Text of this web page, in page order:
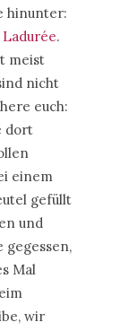
hinunter:
.
meist
nicht
euch:
dort
einem
gefüllt
und
gegessen,
Mal
wir